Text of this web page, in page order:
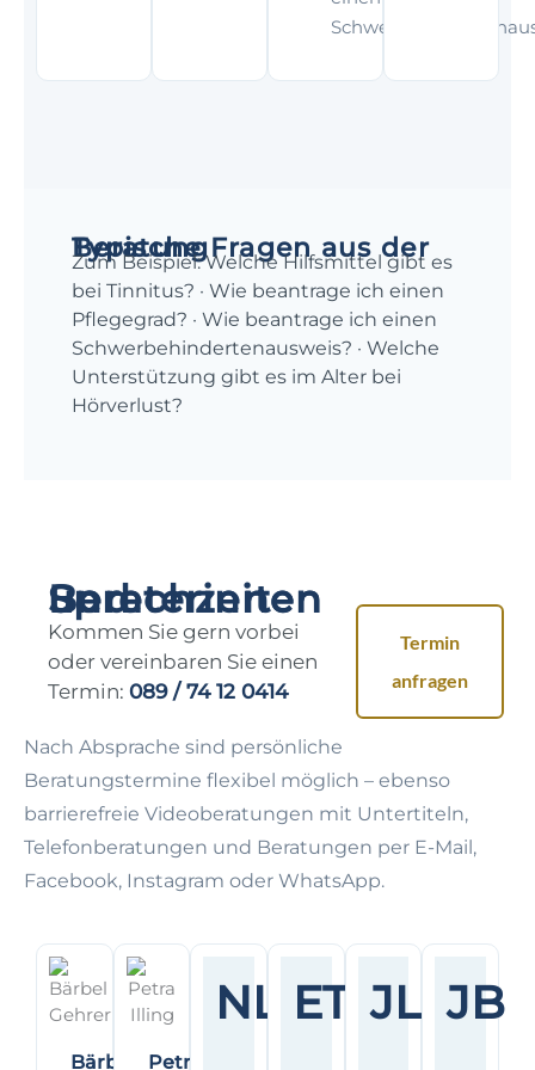
Typische Fragen aus der Beratung
Zum Beispiel: Welche Hilfsmittel gibt es
bei Tinnitus? · Wie beantrage ich einen
Pflegegrad? · Wie beantrage ich einen
Schwerbehindertenausweis? · Welche
Unterstützung gibt es im Alter bei
Hörverlust?
Beraterinnen und Sprechzeiten
Kommen Sie gern vorbei
oder vereinbaren Sie einen
Termin: 089 / 74 12 0414
Termin
anfragen
Nach Absprache sind persönliche
Beratungstermine flexibel möglich – ebenso
barrierefreie Videoberatungen mit Untertiteln,
Telefonberatungen und Beratungen per E-Mail,
Facebook, Instagram oder WhatsApp.
Bärbel
Petra
NL ET JL JB